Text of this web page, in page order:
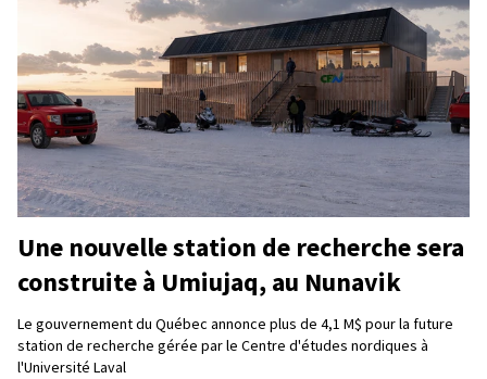
Une nouvelle station de recherche sera
construite à Umiujaq, au Nunavik
Le gouvernement du Québec annonce plus de 4,1 M$ pour la future
station de recherche gérée par le Centre d'études nordiques à
l'Université Laval